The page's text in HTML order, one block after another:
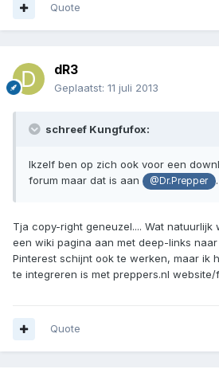
Quote
dR3
Geplaatst: 11 juli 2013
schreef Kungfufox:
Ikzelf ben op zich ook voor een
forum maar dat is aan
@Dr.Prepper .
Tja copy-right geneuzel.... Wat natuurlijk
een wiki pagina aan met deep-links
Pinterest schijnt ook te werken, maar ik
te integreren is met preppers.nl website/
Quote